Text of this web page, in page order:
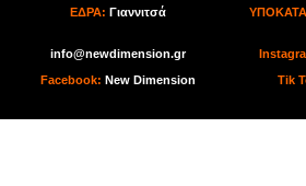
ΕΔΡΑ:Γιαννιτσά
info@newdimension.gr
Facebook: New Dimension
I
Tik